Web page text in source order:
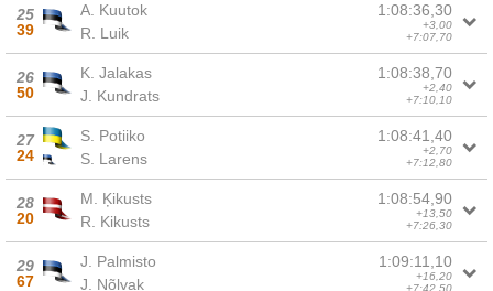
25
39
A. Kuutok
R. Luik
1:08:36,30
+3,00
+7:07,70
26
50
K. Jalakas
J. Kundrats
1:08:38,70
+2,40
+7:10,10
27
24
S. Potiiko
S. Larens
1:08:41,40
+2,70
+7:12,80
28
20
M. Ķikusts
R. Kikusts
1:08:54,90
+13,50
+7:26,30
29
67
J. Palmisto
J. Nõlvak
1:09:11,10
+16,20
+7:42,50